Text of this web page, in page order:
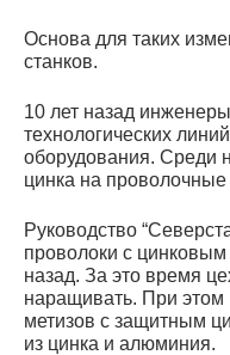
Основа для таких
станков.
10 лет назад
технологических
оборудования. Среди
цинка на проволочные
Руководство
проволоки с
назад. За это время
наращивать. При
метизов с защитным
из цинка и алюминия.